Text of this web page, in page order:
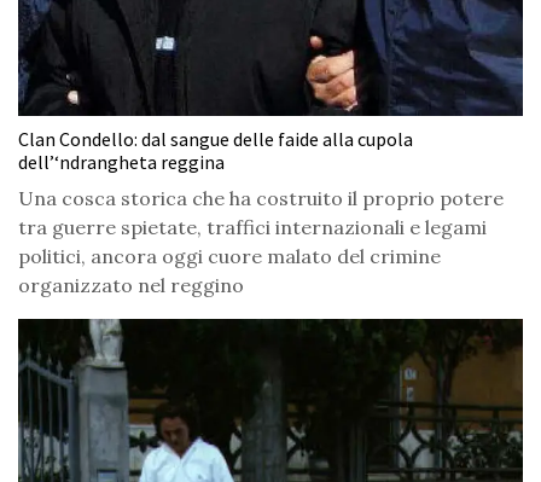
Clan Condello: dal sangue delle faide alla cupola
dell’‘ndrangheta reggina
Una cosca storica che ha costruito il proprio potere
tra guerre spietate, traffici internazionali e legami
politici, ancora oggi cuore malato del crimine
organizzato nel reggino